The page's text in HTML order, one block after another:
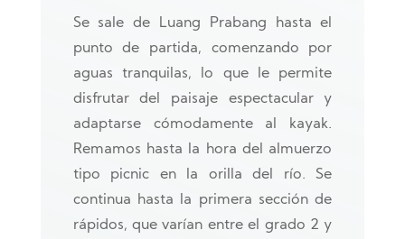
Se sale de Luang Prabang hasta el
punto de partida, comenzando por
aguas tranquilas, lo que le permite
disfrutar del paisaje espectacular y
adaptarse cómodamente al kayak.
Remamos hasta la hora del almuerzo
tipo picnic en la orilla del río. Se
continua hasta la primera sección de
rápidos, que varían entre el grado 2 y